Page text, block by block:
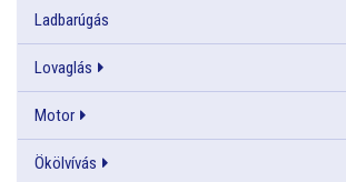
Ladbarúgás
Lovaglás
Motor
Ökölvívás